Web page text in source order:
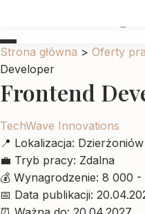
Strona główna > Oferty
Developer
Frontend
TechWave Innovations
📍 Lokalizacja: Dzierżoniów
💼 Tryb pracy: Zdalna
💰 Wynagrodzenie: 8 000 -
📅 Data publikacji: